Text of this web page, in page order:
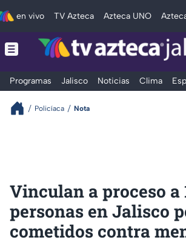
en vivo TV Azteca Azteca UNO
Programas Jalisco Noticias Clima
Policíaca Nota
Vinculan a proceso a
personas en Jalisco
cometidos contra